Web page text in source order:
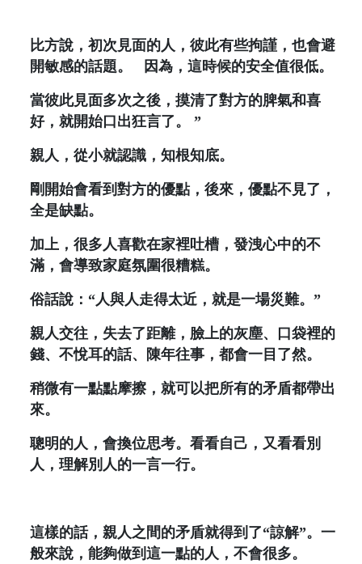
比方說，初次見面的人，彼此有些拘謹，也會避
開敏感的話題。
因為，這時候的安全值很低。
當彼此見面多次之後，摸清了對方的脾氣和喜
好，就開始口出狂言了。 ”
親人，從小就認識，知根知底。
剛開始會看到對方的優點，後來，優點不見了，
全是缺點。
加上，很多人喜歡在家裡吐槽，發洩心中的不
滿，會導致家庭氛圍很糟糕。
俗話說：“人與人走得太近，就是一場災難。”
親人交往，失去了距離，臉上的灰塵、口袋裡的
錢、不悅耳的話、陳年往事，都會一目了然。
稍微有一點點摩擦，就可以把所有的矛盾都帶出
來。
聰明的人，會換位思考。看看自己，又看看別
人，理解別人的一言一行。
這樣的話，親人之間的矛盾就得到了“諒解”。一
般來說，能夠做到這一點的人，不會很多。